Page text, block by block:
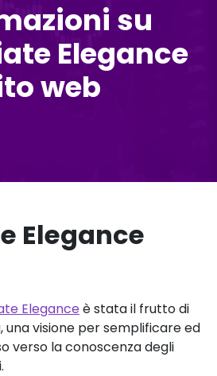
su
Elegance
web
Elegance
Eleganceè stata il frutto di
una visione per semplificare ed
verso la conoscenza degli